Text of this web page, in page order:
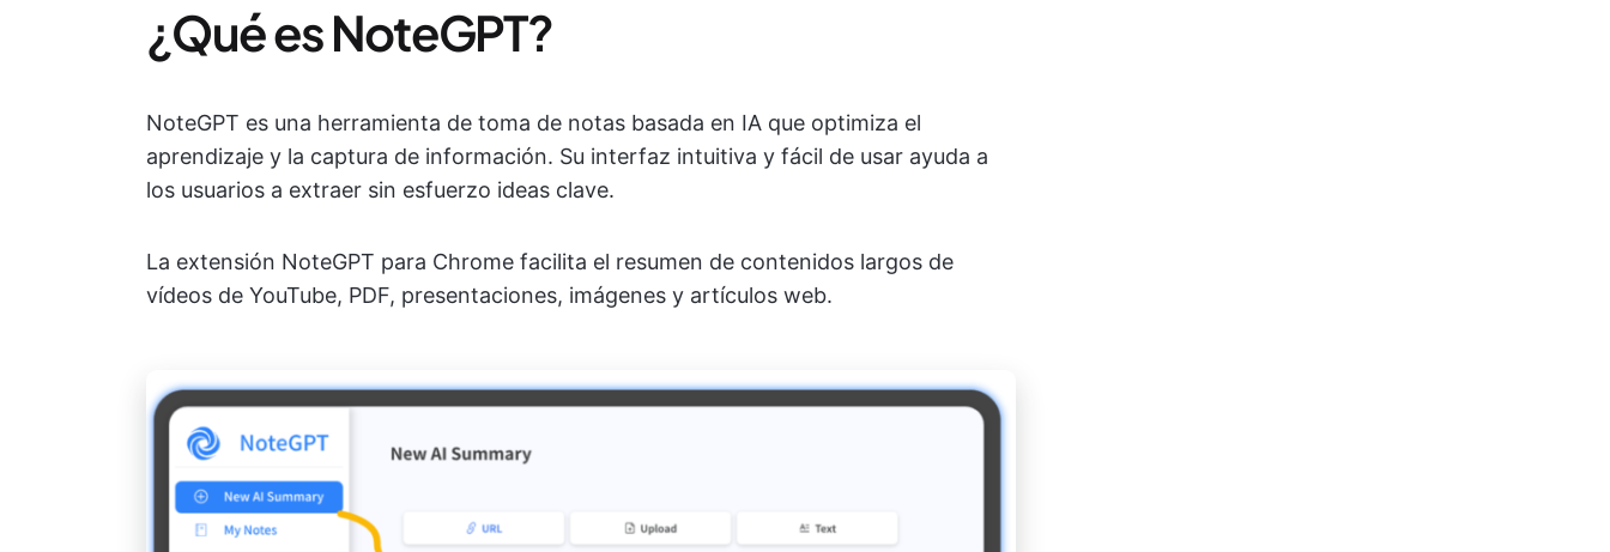
¿Qué es NoteGPT?
NoteGPT es una herramienta de toma de notas basada en IA que optimiza el
aprendizaje y la captura de información. Su interfaz intuitiva y fácil de usar ayuda a
los usuarios a extraer sin esfuerzo ideas clave.
La extensión NoteGPT para Chrome facilita el resumen de contenidos largos de
vídeos de YouTube, PDF, presentaciones, imágenes y artículos web.